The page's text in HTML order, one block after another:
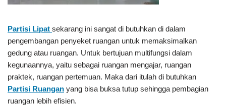
Partisi Lipat sekarang ini sangat di butuhkan di dalam
pengembangan penyeket ruangan untuk memaksimalkan
gedung atau ruangan. Untuk bertujuan multifungsi dalam
kegunaannya, yaitu sebagai ruangan mengajar, ruangan
praktek, ruangan pertemuan. Maka dari itulah di butuhkan
Partisi Ruangan yang bisa buksa tutup sehingga pembagian
ruangan lebih efisien.